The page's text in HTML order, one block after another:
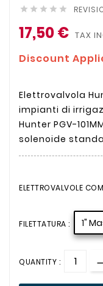
    
17,50 € TAX
Discount
Elettrovalvola
impianti di
Hunter PGV-
solenoide
ELETTROVALVOLE
FILETTATURA : 1"
QUANTITY :